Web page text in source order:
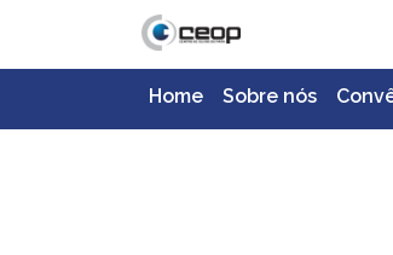
Home Sobre nós